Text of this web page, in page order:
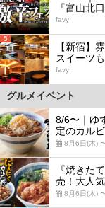
『富山北
favy
5
【新宿】
スイーツ
favy
グルメイベント
8/6〜｜ゆ
定のカル
8月6日(木)
『焼きた
売！大人
8月6日(木)